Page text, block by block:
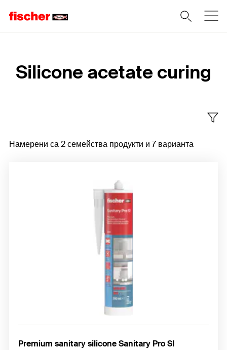
Silicone acetate curing
Намерени са 2 семейства продукти и 7 варианта
Premium sanitary silicone Sanitary Pro SI